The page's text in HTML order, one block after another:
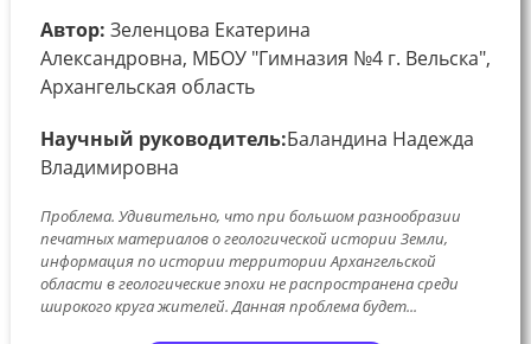
Автор: Зеленцова Екатерина
Александровна, МБОУ "Гимназия №4 г. Вельска",
Архангельская область
Научный руководитель:Баландина Надежда
Владимировна
Проблема. Удивительно, что при большом разнообразии
печатных материалов о геологической истории Земли,
информация по истории территории Архангельской
области в геологические эпохи не распространена среди
широкого круга жителей. Данная проблема будет...